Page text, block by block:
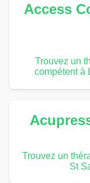
Access
Trouvez un
compétent à
Trouvez un
St